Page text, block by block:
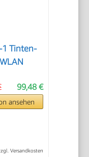
1 Tinten-
99,48 €
ansehen
Versandkosten